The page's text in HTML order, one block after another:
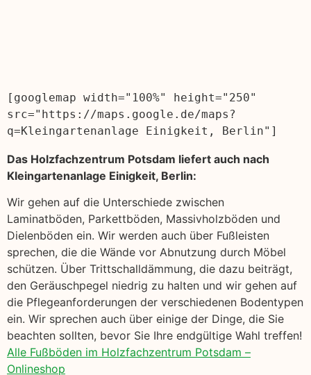
[googlemap width="100%" height="250"
src="https://maps.google.de/maps?
q=Kleingartenanlage Einigkeit, Berlin"]
Das Holzfachzentrum Potsdam liefert auch nach
Kleingartenanlage Einigkeit, Berlin:
Wir gehen auf die Unterschiede zwischen
Laminatböden, Parkettböden, Massivholzböden und
Dielenböden ein. Wir werden auch über Fußleisten
sprechen, die die Wände vor Abnutzung durch Möbel
schützen. Über Trittschalldämmung, die dazu beiträgt,
den Geräuschpegel niedrig zu halten und wir gehen auf
die Pflegeanforderungen der verschiedenen Bodentypen
ein. Wir sprechen auch über einige der Dinge, die Sie
beachten sollten, bevor Sie Ihre endgültige Wahl treffen!
Alle Fußböden im Holzfachzentrum Potsdam –
Onlineshop